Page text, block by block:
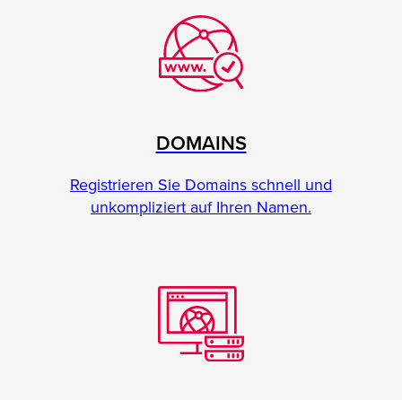
DOMAINS
Registrieren Sie Domains schnell und
unkompliziert auf Ihren Namen.